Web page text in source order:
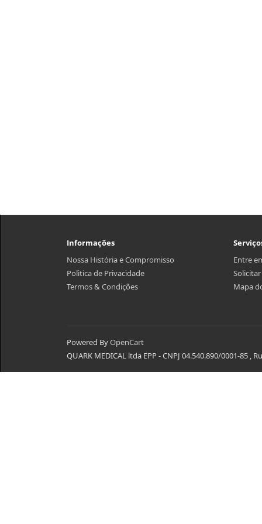
Informações
Nossa História e Compromisso
Politica de Privacidade
Termos & Condições
Entre
Mapa
Powered ByOpenCart
QUARK MEDICAL ltda EPP - CNPJ 04.540.890/0001-85 ,